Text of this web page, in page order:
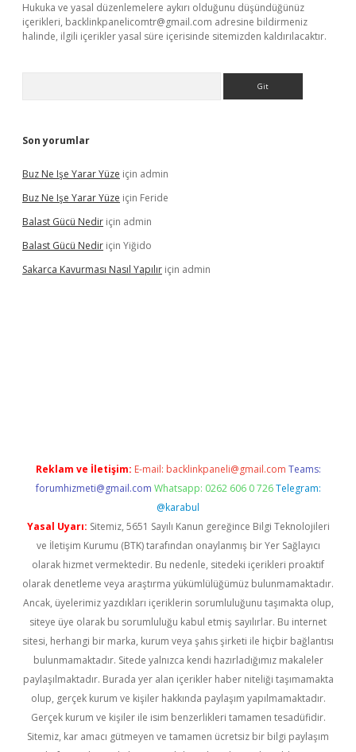
Hukuka ve yasal düzenlemelere aykırı olduğunu düşündüğünüz
içerikleri, backlinkpanelicomtr@gmail.com adresine bildirmeniz
halinde, ilgili içerikler yasal süre içerisinde sitemizden kaldırılacaktır.
Son yorumlar
Buz Ne Işe Yarar Yüze için admin
Buz Ne Işe Yarar Yüze için Feride
Balast Gücü Nedir için admin
Balast Gücü Nedir için Yiğido
Sakarca Kavurması Nasıl Yapılır için admin
Reklam ve İletişim: E-mail: backlinkpaneli@gmail.com Teams:
forumhizmeti@gmail.com Whatsapp: 0262 606 0 726 Telegram:
@karabul
Yasal Uyarı: Sitemiz, 5651 Sayılı Kanun gereğince Bilgi Teknolojileri
ve İletişim Kurumu (BTK) tarafından onaylanmış bir Yer Sağlayıcı
olarak hizmet vermektedir. Bu nedenle, sitedeki içerikleri proaktif
olarak denetleme veya araştırma yükümlülüğümüz bulunmamaktadır.
Ancak, üyelerimiz yazdıkları içeriklerin sorumluluğunu taşımakta olup,
siteye üye olarak bu sorumluluğu kabul etmiş sayılırlar. Bu internet
sitesi, herhangi bir marka, kurum veya şahıs şirketi ile hiçbir bağlantısı
bulunmamaktadır. Sitede yalnızca kendi hazırladığımız makaleler
paylaşılmaktadır. Burada yer alan içerikler haber niteliği taşımamakta
olup, gerçek kurum ve kişiler hakkında paylaşım yapılmamaktadır.
Gerçek kurum ve kişiler ile isim benzerlikleri tamamen tesadüfidir.
Sitemiz, kar amacı gütmeyen ve tamamen ücretsiz bir bilgi paylaşım